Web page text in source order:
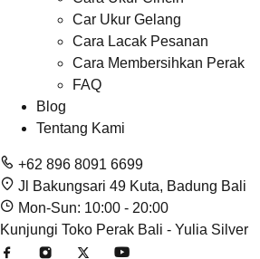
Car Ukur Gelang
Cara Lacak Pesanan
Cara Membersihkan Perak
FAQ
Blog
Tentang Kami
+62 896 8091 6699
Jl Bakungsari 49 Kuta, Badung Bali
Mon-Sun: 10:00 - 20:00
Kunjungi Toko Perak Bali - Yulia Silver